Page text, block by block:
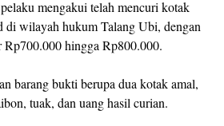
mengakui telah mencuri kotak
di wilayah hukum Talang Ubi, dengan
Rp700.000 hingga Rp800.000.
barang bukti berupa dua kotak amal,
tuak, dan uang hasil curian.